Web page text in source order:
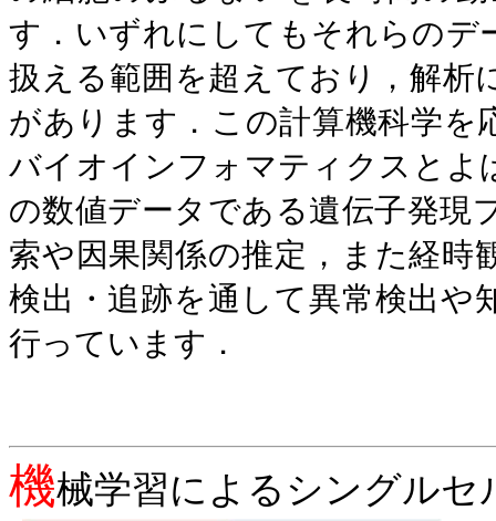
す．いずれにしてもそれらのデ
扱える範囲を超えており，解析
があります．この計算機科学を
バイオインフォマティクスとよ
の数値データである遺伝子発現
索や因果関係の推定，また経時
検出・追跡を通して異常検出や
行っています．
機械学習によるシングルセ